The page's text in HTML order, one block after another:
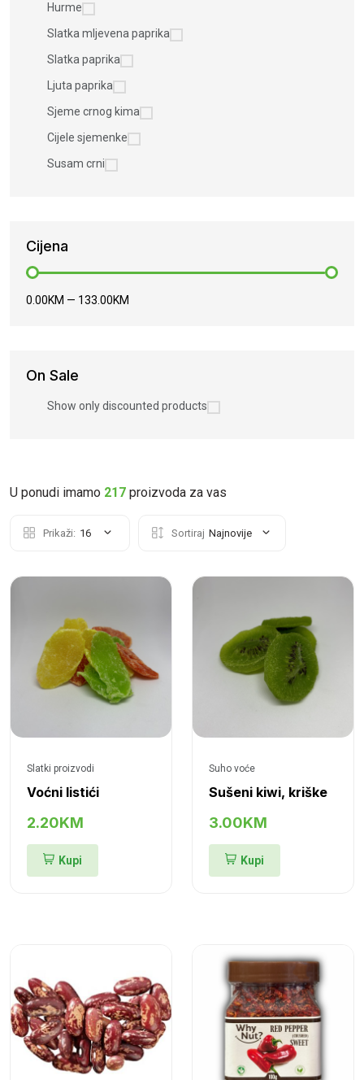
Hurme
Slatka mljevena paprika
Slatka paprika
Ljuta paprika
Sjeme crnog kima
Cijele sjemenke
Susam crni
Cijena
0.00KM — 133.00KM
On Sale
Show only discounted products
U ponudi imamo 217 proizvoda za vas
Prikaži: 16 Sortiraj Najnovije
Slatki proizvodi
Voćni listići
2.20KM
Kupi
Suho voće
Sušeni kiwi, kriške
3.00KM
Kupi